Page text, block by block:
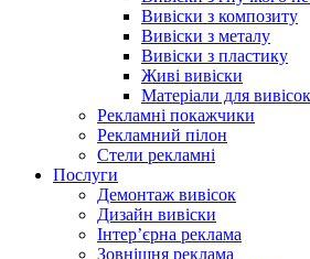
Вивіски з композиту
Вивіски з металу
Вивіски з пластику
Живі вивіски
Матеріали для вивісок
Рекламні покажчики
Рекламний пілон
Стели рекламні
Послуги
Демонтаж вивісок
Дизайн вивіски
Інтер’єрна реклама
Зовнішня реклама